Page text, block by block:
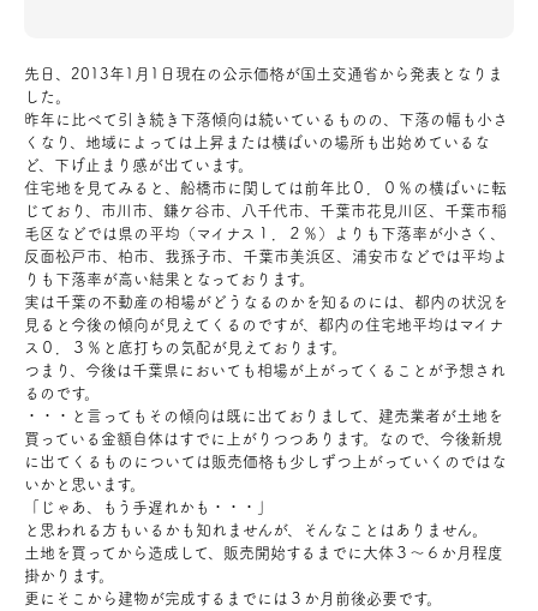
SDGs
プライバシーポリシー
モデルハウス見学・ご予約
お問い合わせ
会員登録
資料請求
オンライン無料相談
先日、2013年1月1日現在の公示価格が国土交通省から発表となりま
した。
昨年に比べて引き続き下落傾向は続いているものの、下落の幅も小さ
くなり、地域によっては上昇または横ばいの場所も出始めているな
ど、下げ止まり感が出ています。
住宅地を見てみると、船橋市に関しては前年比０．０％の横ばいに転
じており、市川市、鎌ケ谷市、八千代市、千葉市花見川区、千葉市稲
毛区などでは県の平均（マイナス１．２％）よりも下落率が小さく、
反面松戸市、柏市、我孫子市、千葉市美浜区、浦安市などでは平均よ
りも下落率が高い結果となっております。
実は千葉の不動産の相場がどうなるのかを知るのには、都内の状況を
見ると今後の傾向が見えてくるのですが、都内の住宅地平均はマイナ
ス０．３％と底打ちの気配が見えております。
つまり、今後は千葉県においても相場が上がってくることが予想され
るのです。
・・・と言ってもその傾向は既に出ておりまして、建売業者が土地を
買っている金額自体はすでに上がりつつあります。なので、今後新規
に出てくるものについては販売価格も少しずつ上がっていくのではな
いかと思います。
「じゃあ、もう手遅れかも・・・」
と思われる方もいるかも知れませんが、そんなことはありません。
土地を買ってから造成して、販売開始するまでに大体３～６か月程度
掛かります。
更にそこから建物が完成するまでには３か月前後必要です。